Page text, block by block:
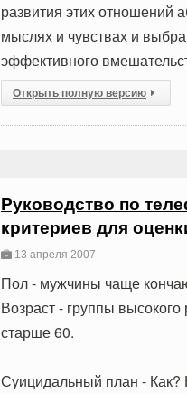
развития этих отношений
мыслях и чувствах и
эффективного
Открыть полную версию
Руководство по
критериев для
13 апреля 2007
Пол - мужчины чаще
Возраст - группы
старше 60.
Суицидальный план - Как?